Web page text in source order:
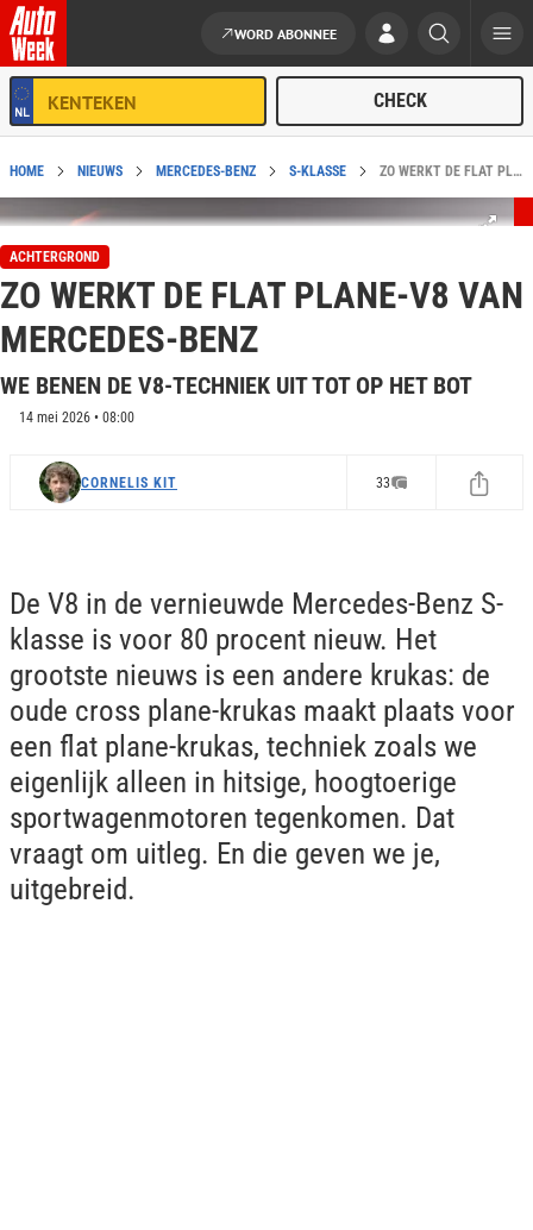
Ga naar de inhoud
WORD ABONNEE
HOME NIEUWS MERCEDES-BENZ S-KLASSE ZO WERKT DE FLAT PLANE-V8 VAN MERCEDES-BENZ
ACHTERGROND
ZO WERKT DE FLAT PLANE-V8 VAN
MERCEDES-BENZ
WE BENEN DE V8-TECHNIEK UIT TOT OP HET BOT
14 mei 2026 • 08:00
CORNELIS KIT 33
De V8 in de vernieuwde Mercedes-Benz S-
klasse is voor 80 procent nieuw. Het
grootste nieuws is een andere krukas: de
oude cross plane-krukas maakt plaats voor
een flat plane-krukas, techniek zoals we
eigenlijk alleen in hitsige, hoogtoerige
sportwagenmotoren tegenkomen. Dat
vraagt om uitleg. En die geven we je,
uitgebreid.